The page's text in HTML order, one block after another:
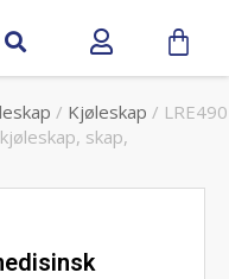
/ Kjøleskap / LRE490
skap,